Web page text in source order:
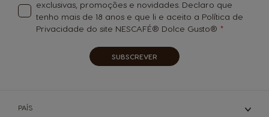
exclusivas, promoções e novidades. Declaro que
tenho mais de 18 anos e que li e aceito a Política de
Privacidade do site NESCAFÉ® Dolce Gusto®
SUBSCREVER
PAÍS